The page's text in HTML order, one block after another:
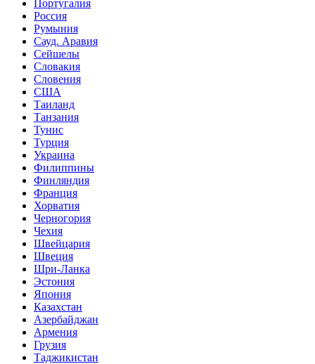
Португалия
Россия
Румыния
Сауд. Аравия
Сейшелы
Словакия
Словения
США
Таиланд
Танзания
Тунис
Турция
Украина
Филиппины
Финляндия
Франция
Хорватия
Черногория
Чехия
Швейцария
Швеция
Шри-Ланка
Эстония
Япония
Казахстан
Азербайджан
Армения
Грузия
Таджикистан